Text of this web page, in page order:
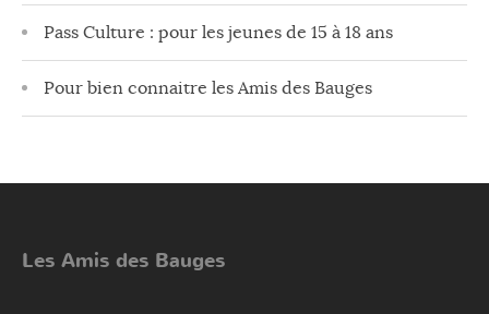
Pass Culture : pour les jeunes de 15 à 18 ans
Pour bien connaitre les Amis des Bauges
Les Amis des Bauges